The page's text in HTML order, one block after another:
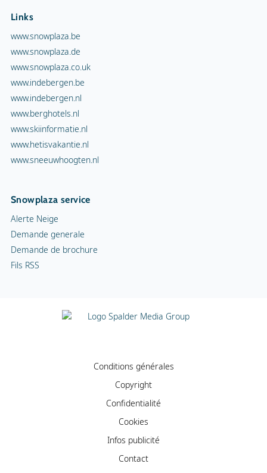
Links
www.snowplaza.be
www.snowplaza.de
www.snowplaza.co.uk
www.indebergen.be
www.indebergen.nl
www.berghotels.nl
www.skiinformatie.nl
www.hetisvakantie.nl
www.sneeuwhoogten.nl
Snowplaza service
Alerte Neige
Demande generale
Demande de brochure
Fils RSS
Conditions générales
Copyright
Confidentialité
Cookies
Infos publicité
Contact